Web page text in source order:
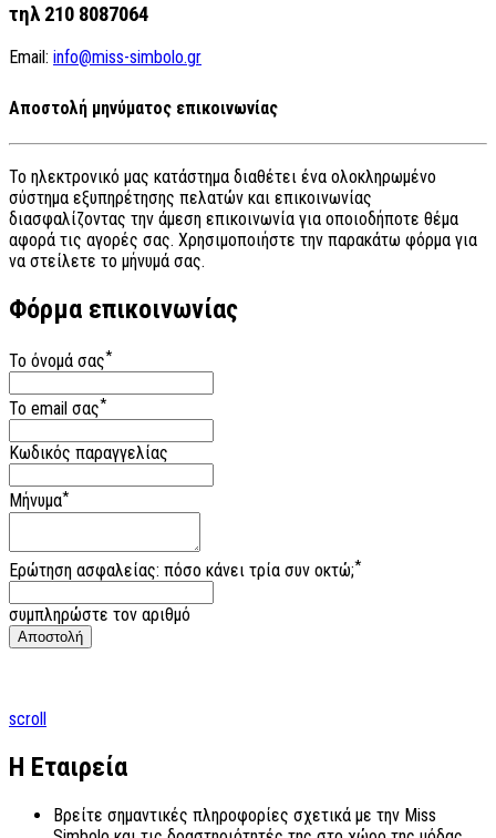
τηλ 210 8087064
Email: info@miss-simbolo.gr
Αποστολή μηνύματος επικοινωνίας
Το ηλεκτρονικό μας κατάστημα διαθέτει ένα ολοκληρωμένο
σύστημα εξυπηρέτησης πελατών και επικοινωνίας
διασφαλίζοντας την άμεση επικοινωνία για οποιοδήποτε θέμα
αφορά τις αγορές σας. Χρησιμοποιήστε την παρακάτω φόρμα για
να στείλετε το μήνυμά σας.
Φόρμα επικοινωνίας
Το όνομά σας*
Το email σας*
Κωδικός παραγγελίας
Μήνυμα*
Ερώτηση ασφαλείας: πόσο κάνει τρία συν οκτώ;*
συμπληρώστε τον αριθμό
scroll
Η Εταιρεία
Βρείτε σημαντικές πληροφορίες σχετικά με την Miss